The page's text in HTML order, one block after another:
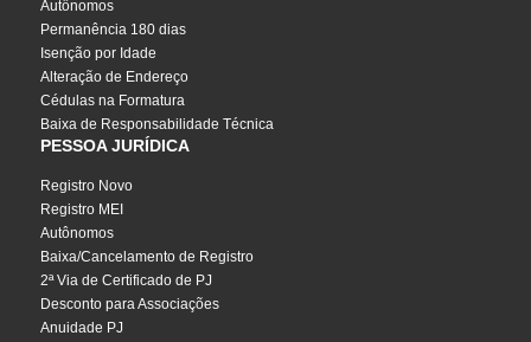
Autônomos
Permanência 180 dias
Isenção por Idade
Alteração de Endereço
Cédulas na Formatura
Baixa de Responsabilidade Técnica
PESSOA JURÍDICA
Registro Novo
Registro MEI
Autônomos
Baixa/Cancelamento de Registro
2ª Via de Certificado de PJ
Desconto para Associações
Anuidade PJ